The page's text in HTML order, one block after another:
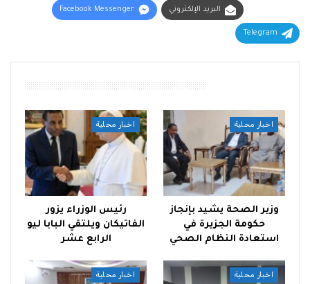
البريد الإلكتروني Facebook Messenger
Telegram
اخبار محلية
وزير الصحة يشيد بإنجاز
حكومة الجزيرة في
استعادة النظام الصحي
اخبار محلية
رئيس الوزراء يزور
الفاتيكان ويلتقي البابا ليو
الرابع عشر
اخبار محلية اخبار محلية